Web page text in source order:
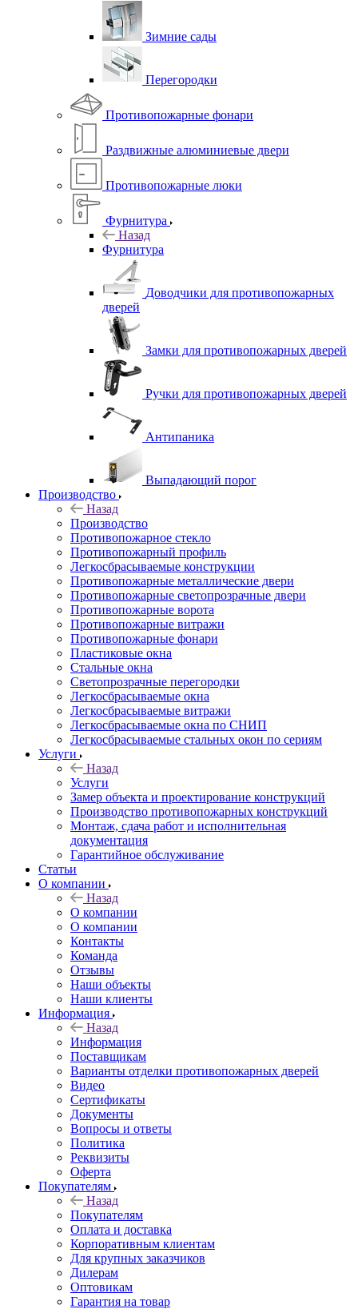
Зимние сады
Перегородки
Противопожарные фонари
Раздвижные алюминиевые двери
Противопожарные люки
Фурнитура
Назад
Фурнитура
Доводчики для противопожарных
дверей
Замки для противопожарных дверей
Ручки для противопожарных дверей
Антипаника
Выпадающий порог
Производство
Назад
Производство
Противопожарное стекло
Противопожарный профиль
Легкосбрасываемые конструкции
Противопожарные металлические двери
Противопожарные светопрозрачные двери
Противопожарные ворота
Противопожарные витражи
Противопожарные фонари
Пластиковые окна
Стальные окна
Светопрозрачные перегородки
Легкосбрасываемые окна
Легкосбрасываемые витражи
Легкосбрасываемые окна по СНИП
Легкосбрасываемые стальных окон по сериям
Услуги
Назад
Услуги
Замер объекта и проектирование конструкций
Производство противопожарных конструкций
Монтаж, сдача работ и исполнительная
документация
Гарантийное обслуживание
Статьи
О компании
Назад
О компании
О компании
Контакты
Команда
Отзывы
Наши объекты
Наши клиенты
Информация
Назад
Информация
Поставщикам
Варианты отделки противопожарных дверей
Видео
Сертификаты
Документы
Вопросы и ответы
Политика
Реквизиты
Оферта
Покупателям
Назад
Покупателям
Оплата и доставка
Корпоративным клиентам
Для крупных заказчиков
Дилерам
Оптовикам
Гарантия на товар